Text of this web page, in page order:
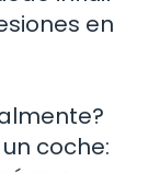
en
coche: